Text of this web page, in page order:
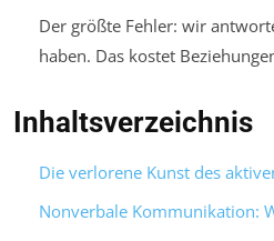
Der größte Fehler: wir
haben. Das kostet
Inhaltsverzeichnis
Die verlorene Kunst des
Nonverbale Kommunikation: